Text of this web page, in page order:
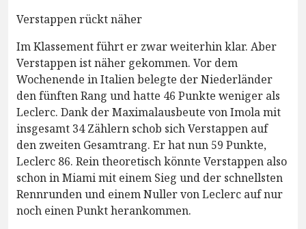
Verstappen rückt näher
Im Klassement führt er zwar weiterhin klar. Aber
Verstappen ist näher gekommen. Vor dem
Wochenende in Italien belegte der Niederländer
den fünften Rang und hatte 46 Punkte weniger als
Leclerc. Dank der Maximalausbeute von Imola mit
insgesamt 34 Zählern schob sich Verstappen auf
den zweiten Gesamtrang. Er hat nun 59 Punkte,
Leclerc 86. Rein theoretisch könnte Verstappen also
schon in Miami mit einem Sieg und der schnellsten
Rennrunden und einem Nuller von Leclerc auf nur
noch einen Punkt herankommen.